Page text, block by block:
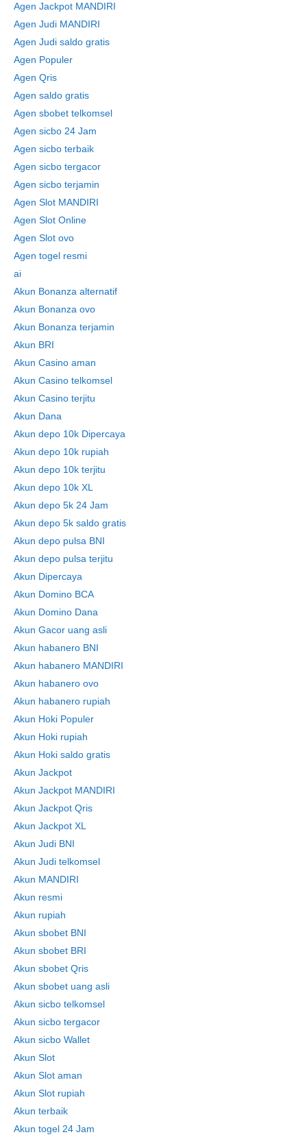
Agen Jackpot MANDIRI
Agen Judi MANDIRI
Agen Judi saldo gratis
Agen Populer
Agen Qris
Agen saldo gratis
Agen sbobet telkomsel
Agen sicbo 24 Jam
Agen sicbo terbaik
Agen sicbo tergacor
Agen sicbo terjamin
Agen Slot MANDIRI
Agen Slot Online
Agen Slot ovo
Agen togel resmi
ai
Akun Bonanza alternatif
Akun Bonanza ovo
Akun Bonanza terjamin
Akun BRI
Akun Casino aman
Akun Casino telkomsel
Akun Casino terjitu
Akun Dana
Akun depo 10k Dipercaya
Akun depo 10k rupiah
Akun depo 10k terjitu
Akun depo 10k XL
Akun depo 5k 24 Jam
Akun depo 5k saldo gratis
Akun depo pulsa BNI
Akun depo pulsa terjitu
Akun Dipercaya
Akun Domino BCA
Akun Domino Dana
Akun Gacor uang asli
Akun habanero BNI
Akun habanero MANDIRI
Akun habanero ovo
Akun habanero rupiah
Akun Hoki Populer
Akun Hoki rupiah
Akun Hoki saldo gratis
Akun Jackpot
Akun Jackpot MANDIRI
Akun Jackpot Qris
Akun Jackpot XL
Akun Judi BNI
Akun Judi telkomsel
Akun MANDIRI
Akun resmi
Akun rupiah
Akun sbobet BNI
Akun sbobet BRI
Akun sbobet Qris
Akun sbobet uang asli
Akun sicbo telkomsel
Akun sicbo tergacor
Akun sicbo Wallet
Akun Slot
Akun Slot aman
Akun Slot rupiah
Akun terbaik
Akun togel 24 Jam